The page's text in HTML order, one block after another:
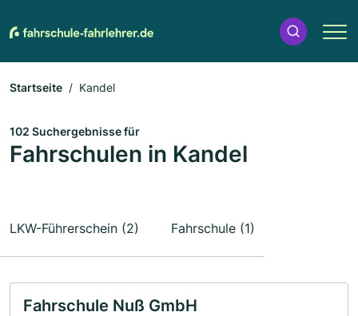
Startseite Kandel
102 Suchergebnisse für
Fahrschulen in Kandel
LKW-Führerschein (2) Fahrschule (1)
Fahrschule Nuß GmbH